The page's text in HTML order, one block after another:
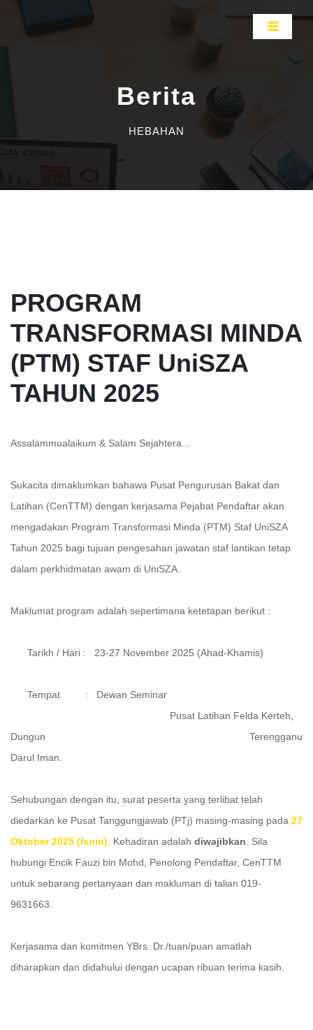
Berita
HEBAHAN
PROGRAM
TRANSFORMASI MINDA
(PTM) STAF UniSZA
TAHUN 2025
Assalammualaikum & Salam Sejahtera...
Sukacita dimaklumkan bahawa Pusat Pengurusan Bakat dan
Latihan (CenTTM) dengan kerjasama Pejabat Pendaftar akan
mengadakan Program Transformasi Minda (PTM) Staf UniSZA
Tahun 2025 bagi tujuan pengesahan jawatan staf lantikan tetap
dalam perkhidmatan awam di UniSZA.
Maklumat program adalah sepertimana ketetapan berikut :
Tarikh / Hari : 23-27 November 2025 (Ahad-Khamis)
Tempat : Dewan Seminar
Pusat Latihan Felda Kerteh,
Dungun Terengganu
Darul Iman.
Sehubungan dengan itu, surat peserta yang terlibat telah
diedarkan ke Pusat Tanggungjawab (PTj) masing-masing pada 27
Oktober 2025 (Isnin) . Kehadiran adalah diwajibkan . Sila
hubungi Encik Fauzi bin Mohd, Penolong Pendaftar, CenTTM
untuk sebarang pertanyaan dan makluman di talian 019-
9631663.
Kerjasama dan komitmen YBrs. Dr./tuan/puan amatlah
diharapkan dan didahului dengan ucapan ribuan terima kasih.